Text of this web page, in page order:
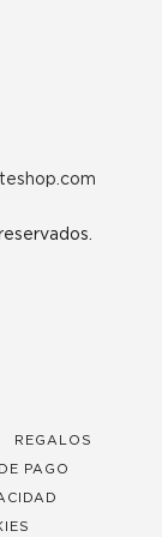
REGALOS
PAGO